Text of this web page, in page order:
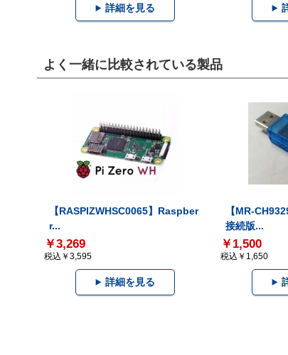
詳細を見る
よく一緒に比較されている製品
【RASPIZWHSC0065】Raspber
r...
￥3,269
税込￥3,595
詳細を見る
【MR-
接続版...
￥1,500
税込￥1,650